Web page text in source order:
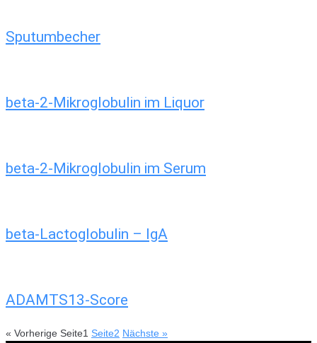
Sputumbecher
beta-2-Mikroglobulin im Liquor
beta-2-Mikroglobulin im Serum
beta-Lactoglobulin – IgA
ADAMTS13-Score
« Vorherige Seite1 Seite2 Nächste »